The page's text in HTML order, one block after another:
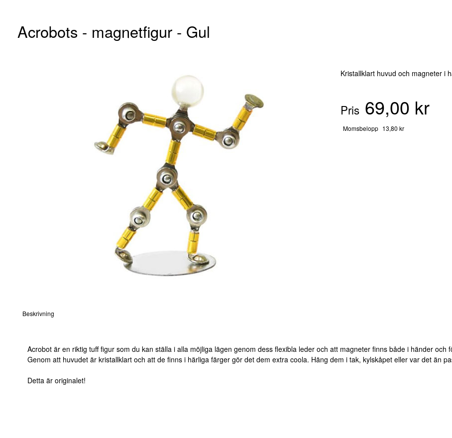
Acrobots - magnetfigur - Gul
Kristallklart huvud och magneter i
Pris 69,00 kr
Momsbelopp 13,80 kr
Beskrivning
Acrobot är en riktig tuff figur som du kan ställa i alla möjliga lägen genom dess flexibla leder och att magneter finns både i händer och
Genom att huvudet är kristallklart och att de finns i härliga färger gör det dem extra coola. Häng dem i tak, kylskåpet eller var det än
Detta är originalet!